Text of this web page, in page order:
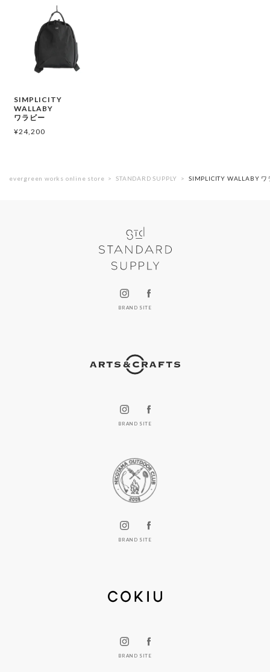
SIMPLICITY
WALLABY
ワラビー
¥24,200
evergreen works online store STANDARD SUPPLY SIMPLICITY WALLABY ワ
BRAND SITE
BRAND SITE
BRAND SITE
BRAND SITE